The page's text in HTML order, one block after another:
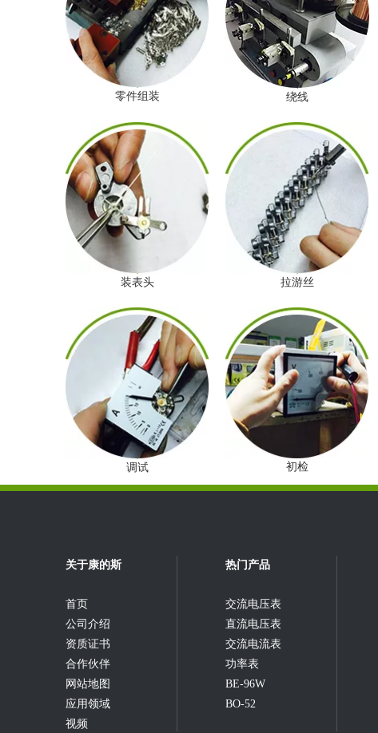
零件组装 绕线
装表头 拉游丝
调试 初检
关于康的斯
首页
公司介绍
资质证书
合作伙伴
网站地图
应用领域
视频
热门产品
交流电压表
直流电压表
交流电流表
功率表
BE-96W
BO-52